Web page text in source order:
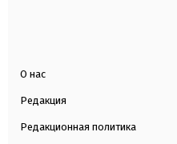
О нас
Редакция
Редакционная политика